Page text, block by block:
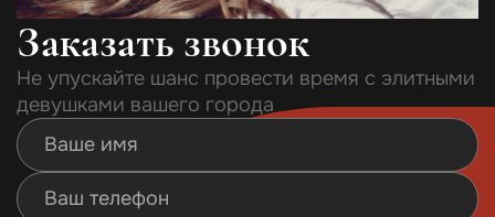
Заказать звонок
Не упускайте шанс провести время с элитными
девушками вашего города